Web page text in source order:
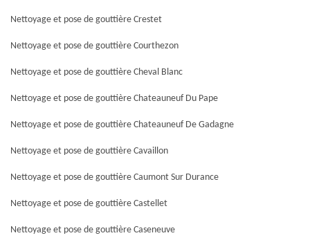
Nettoyage et pose de gouttière Crestet
Nettoyage et pose de gouttière Courthezon
Nettoyage et pose de gouttière Cheval Blanc
Nettoyage et pose de gouttière Chateauneuf Du Pape
Nettoyage et pose de gouttière Chateauneuf De Gadagne
Nettoyage et pose de gouttière Cavaillon
Nettoyage et pose de gouttière Caumont Sur Durance
Nettoyage et pose de gouttière Castellet
Nettoyage et pose de gouttière Caseneuve